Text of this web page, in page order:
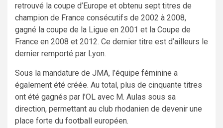
retrouvé la coupe d’Europe et obtenu sept titres de
champion de France consécutifs de 2002 à 2008,
gagné la coupe de la Ligue en 2001 et la Coupe de
France en 2008 et 2012. Ce dernier titre est d’ailleurs le
dernier remporté par Lyon.
Sous la mandature de JMA, l’équipe féminine a
également été créée. Au total, plus de cinquante titres
ont été gagnés par l’OL avec M. Aulas sous sa
direction, permettant au club rhodanien de devenir une
place forte du football européen.